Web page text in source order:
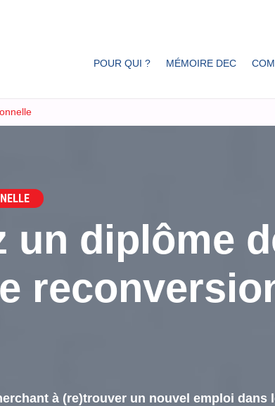
POUR QUI ? MÉMOIRE DEC
un diplôme
à (re)trouver un nouvel emploi